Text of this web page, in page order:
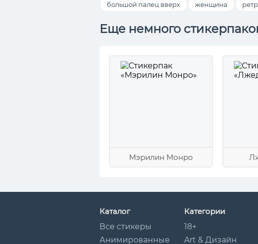
большой палец вверх
женщина
Еще немного
Мэрилин Монро
Каталог
Все стикеры
Анимированные
Категории
18+
Art & Дизайн